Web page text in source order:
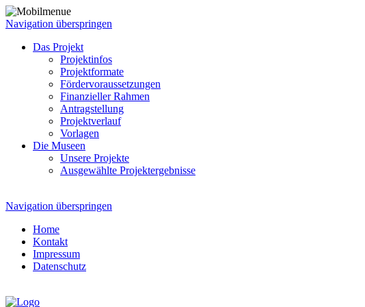
Navigation überspringen
Das Projekt
Projektinfos
Projektformate
Fördervoraussetzungen
Finanzieller Rahmen
Antragstellung
Projektverlauf
Vorlagen
Die Museen
Unsere Projekte
Ausgewählte Projektergebnisse
Navigation überspringen
Home
Kontakt
Impressum
Datenschutz